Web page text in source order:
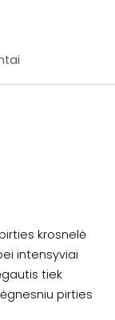
krosnelė
intensyviai
tiek
pirties